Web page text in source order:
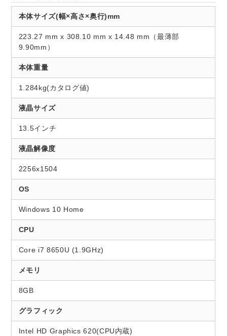
本体サイズ(幅×高さ×奥行)mm
223.27 mm x 308.10 mm x 14.48 mm（最薄部
9.90mm）
本体重量
1.284kg(カタログ値)
液晶サイズ
13.5インチ
液晶解像度
2256x1504
OS
Windows 10 Home
CPU
Core i7 8650U (1.9GHz)
メモリ
8GB
グラフィック
Intel HD Graphics 620(CPU内蔵)